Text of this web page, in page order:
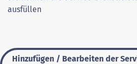
ausfüllen
Hinzufügen / Bearbeiten der